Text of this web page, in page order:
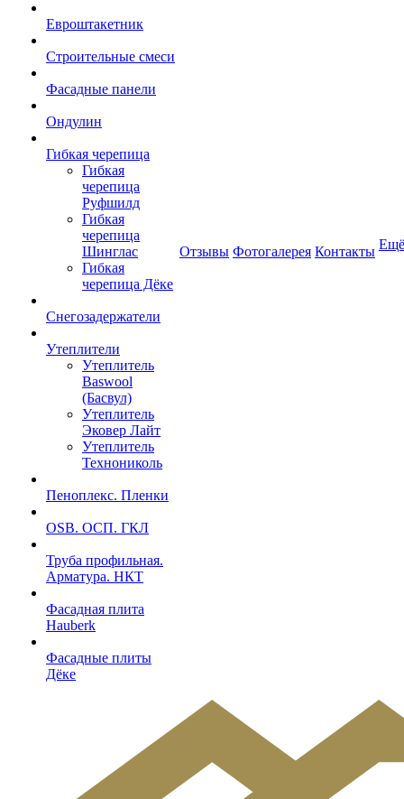
Евроштакетник
Строительные смеси
Фасадные панели
Ондулин
Гибкая черепица
Гибкая
черепица
Руфшилд
Гибкая
черепица
Шинглас
Гибкая
черепица Дёке
Снегозадержатели
Утеплители
Утеплитель
Baswool
(Басвул)
Утеплитель
Эковер Лайт
Утеплитель
Технониколь
Пеноплекс. Пленки
OSB. ОСП. ГКЛ
Труба профильная.
Арматура. НКТ
Фасадная плита
Hauberk
Фасадные плиты
Дёке
Отзывы Фотогалерея Контакты Ещё